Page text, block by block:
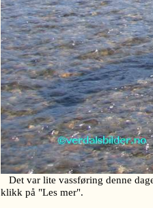
Det var lite vassføring denne
klikk på "Les mer".